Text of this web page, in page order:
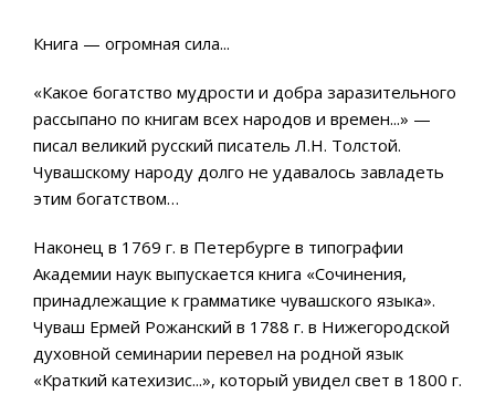
Книга — огромная сила...
«Какое богатство мудрости и добра заразительного
рассыпано по книгам всех народов и времен...» —
писал великий русский писатель Л.Н. Толстой.
Чувашскому народу долго не удавалось завладеть
этим богатством…
Наконец в 1769 г. в Петербурге в типографии
Академии наук выпускается книга «Сочинения,
принадлежащие к грамматике чувашского языка».
Чуваш Ермей Рожанский в 1788 г. в Нижегородской
духовной семинарии перевел на родной язык
«Краткий катехизис...», который увидел свет в 1800 г.